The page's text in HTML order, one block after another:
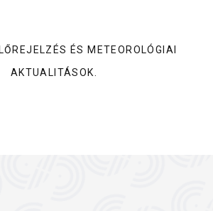
ÉS METEOROLÓGIAI
AKTUALITÁSOK.